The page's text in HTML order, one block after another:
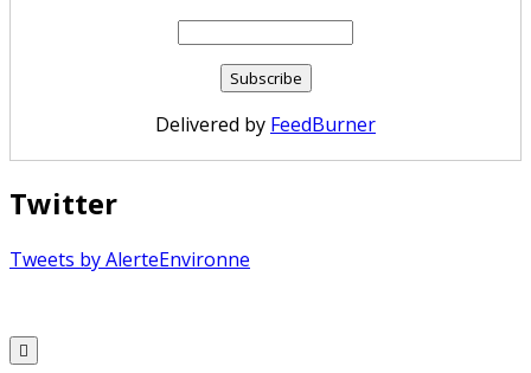
Delivered by FeedBurner
Twitter
Tweets by AlerteEnvironne